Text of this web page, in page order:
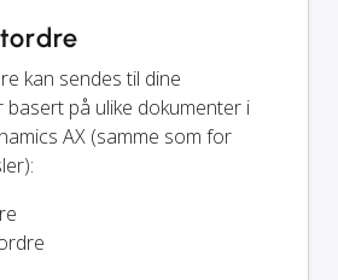
kan sendes til dine
på ulike dokumenter i
AX (samme som for